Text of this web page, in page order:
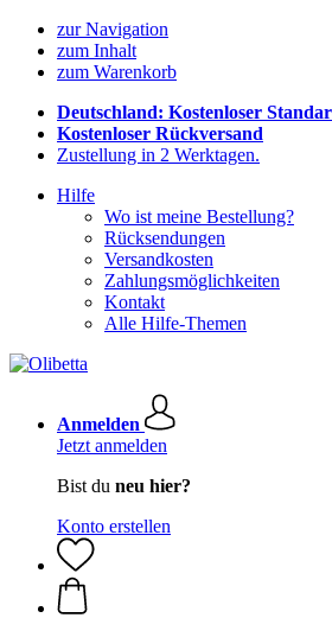
zur Navigation
zum Inhalt
zum Warenkorb
Deutschland: Kostenloser
Kostenloser Rückversand
Zustellung in 2 Werktagen.
Hilfe
Wo ist meine Bestellung?
Rücksendungen
Versandkosten
Zahlungsmöglichkeiten
Kontakt
Alle Hilfe-Themen
Anmelden
Jetzt anmelden
Bist du neu hier?
Konto erstellen